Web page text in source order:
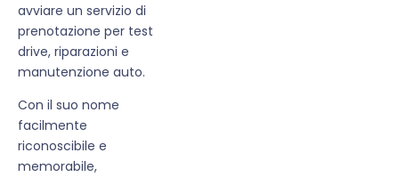
avviare un servizio di
prenotazione per test
drive, riparazioni e
manutenzione auto.
Con il suo nome
facilmente
riconoscibile e
memorabile,